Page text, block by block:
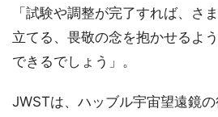
「試験や調整が完了すれば、さ
立てる、畏敬の念を抱かせるよ
できるでしょう」。
JWSTは、ハッブル宇宙望遠鏡